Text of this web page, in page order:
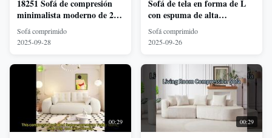
18251 Sofá de compresión
minimalista moderno de 2
asientos con tela cómoda y
espuma de alta densidad
Sofá comprimido
2025-09-28
Sofá de tela en forma de L
con espuma de alta
densidad, embalado al vacío
y comprimido para sala de
estar, no requiere montaje
Sofá comprimido
2025-09-26
00:29 00:29